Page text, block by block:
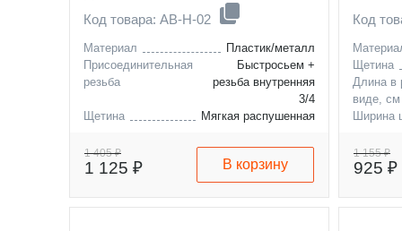
Код товара: AB-H-02
Материал
Пластик/металл
Присоединительная
резьба
Быстросьем +
резьба внутренняя
3/4
Щетина
Мягкая распушенная
виде, см
1 405 ₽
1 125 ₽ В корзину
Код
Щетина
Длина в
виде, см
Ширина
1 155 ₽
925 ₽